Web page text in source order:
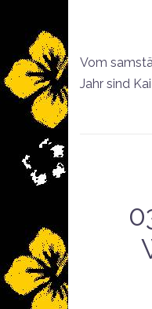
Vom
Jahr sind